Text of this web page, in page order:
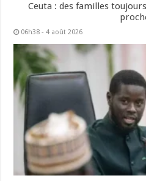
Ceuta : des familles
06h38 - 4 août 2026